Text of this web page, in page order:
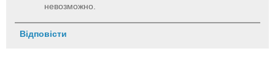
невозможно.
Відповісти